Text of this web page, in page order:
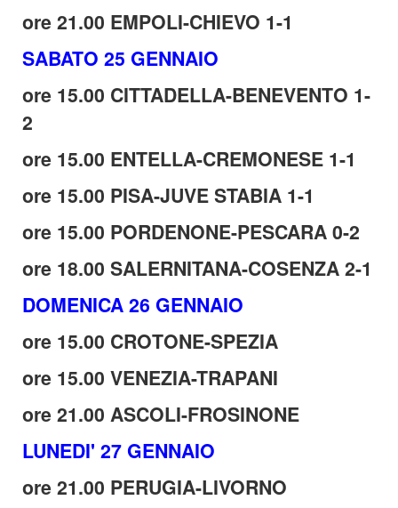
ore 21.00 EMPOLI-CHIEVO 1-1
SABATO 25 GENNAIO
ore 15.00 CITTADELLA-BENEVENTO 1-
2
ore 15.00 ENTELLA-CREMONESE 1-1
ore 15.00 PISA-JUVE STABIA 1-1
ore 15.00 PORDENONE-PESCARA 0-2
ore 18.00 SALERNITANA-COSENZA 2-1
DOMENICA 26 GENNAIO
ore 15.00 CROTONE-SPEZIA
ore 15.00 VENEZIA-TRAPANI
ore 21.00 ASCOLI-FROSINONE
LUNEDI' 27 GENNAIO
ore 21.00 PERUGIA-LIVORNO